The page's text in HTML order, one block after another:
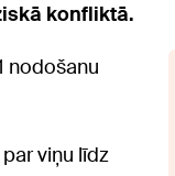
konfliktā.
nodošanu
viņu līdz